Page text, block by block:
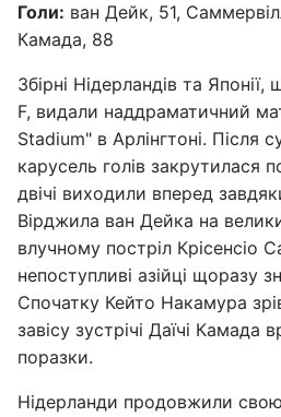
Голи: ван Дейк, 51,
Камада, 88
Збірні Нідерландів та
F, видали наддраматичний
Stadium" в Арлінгтоні. Після
карусель голів закрутилася
двічі виходили вперед
Вірджила ван Дейка на
влучному постріл Крісенсіо
непоступливі азійці щоразу
Спочатку Кейто Накамура
завісу зустрічі Даїчі Камада
поразки.
Нідерланди продовжили свою